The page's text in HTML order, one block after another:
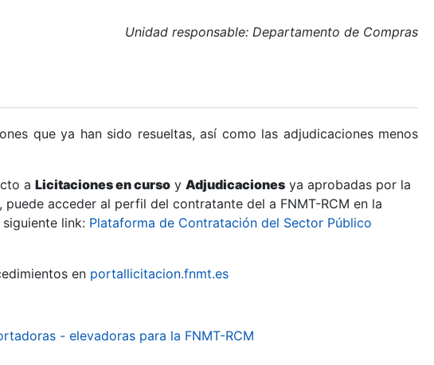
Unidad responsable: Departamento de Compras
que ya han sido resueltas, así como las adjudicaciones menos
a Licitaciones en curso y Adjudicaciones ya aprobadas por la
acceder al perfil del contratante del a FNMT-RCM en la
link: Plataforma de Contratación del Sector Público
en portallicitacion.fnmt.es
- elevadoras para la FNMT-RCM